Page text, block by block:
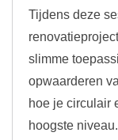
Tijdens deze
slimme
opwaarderen
hoe je circulair
hoogste